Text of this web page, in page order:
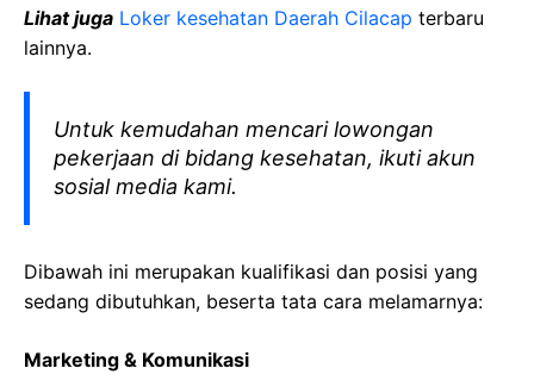
Lihat juga Loker kesehatan Daerah Cilacap terbaru
lainnya.
Untuk kemudahan mencari lowongan
pekerjaan di bidang kesehatan, ikuti akun
sosial media kami.
Dibawah ini merupakan kualifikasi dan posisi yang
sedang dibutuhkan, beserta tata cara melamarnya:
Marketing & Komunikasi